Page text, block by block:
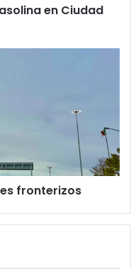
en Ciudad
fronterizos